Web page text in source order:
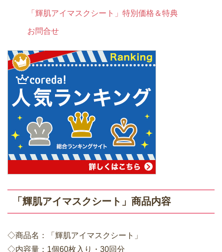
「輝肌アイマスクシート」特別価格＆特典
お問合せ
「輝肌アイマスクシート」商品内容
◇商品名：「輝肌アイマスクシート」
◇内容量：1個60枚入り・30回分